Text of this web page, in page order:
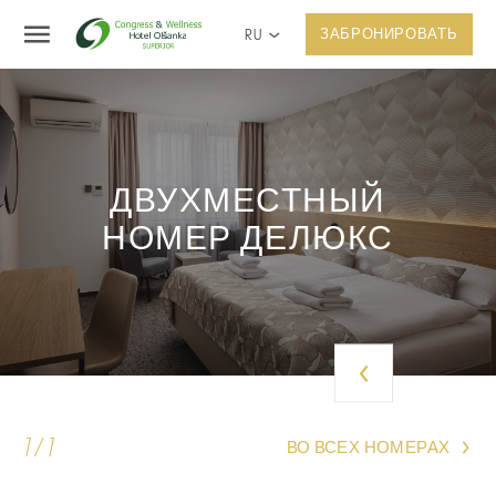
RU ЗАБРОНИРОВАТЬ
ДВУХМЕСТНЫЙ
НОМЕР ДЕЛЮКС
1 / 1 ВО ВСЕХ НОМЕРАХ